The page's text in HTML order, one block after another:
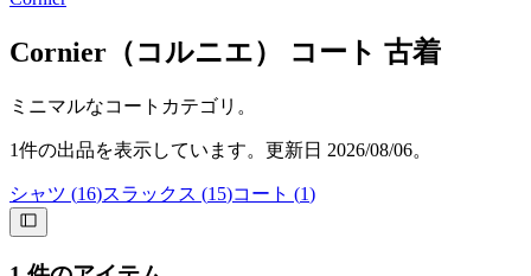
Cornier（コルニエ） コート 古着
ミニマルなコートカテゴリ。
1件の出品を表示しています。更新日 2026/08/06。
シャツ (16)スラックス (15)コート (1)